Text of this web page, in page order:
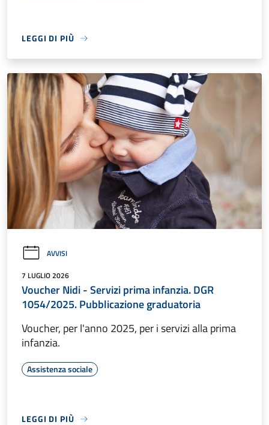
LEGGI DI PIÙ
AVVISI
7 LUGLIO 2026
Voucher Nidi - Servizi prima infanzia. DGR
1054/2025. Pubblicazione graduatoria
Voucher, per l'anno 2025, per i servizi alla prima
infanzia.
Assistenza sociale
LEGGI DI PIÙ